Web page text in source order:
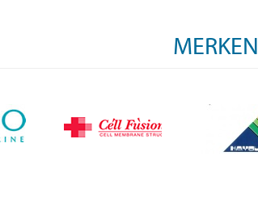
MERKEN